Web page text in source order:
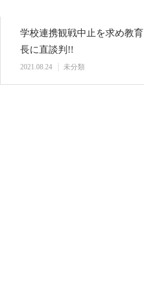
学校連携観戦中止を求め教育
長に直談判!!
2021.08.24 未分類